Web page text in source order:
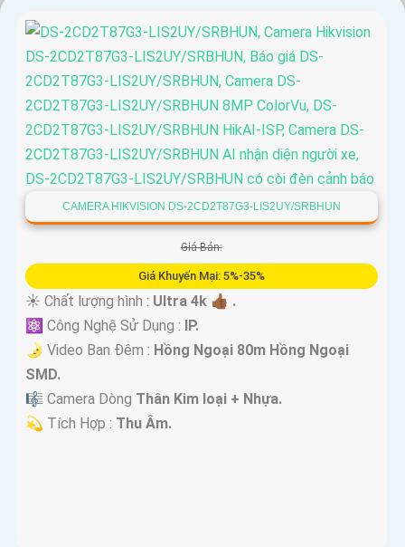
CAMERA HIKVISION DS-2CD2T87G3-LIS2UY/SRBHUN
Giá Bán:
Giá Khuyến Mại: 5%-35%
☀️ Chất lượng hình : Ultra 4k 👍🏾 .
⚛️ Công Nghệ Sử Dụng : IP.
🌛 Video Ban Đêm : Hồng Ngoại 80m Hồng Ngoại
SMD.
🎼️ Camera Dòng Thân Kim loại + Nhựa.
️💫 Tích Hợp : Thu Âm.